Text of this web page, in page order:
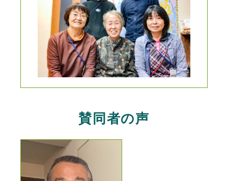
賛同者の声